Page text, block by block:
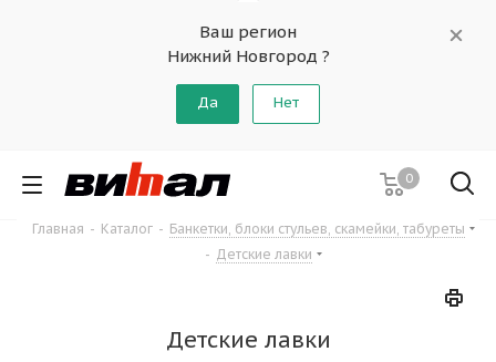
Ваш регион
Нижний Новгород ?
Да Нет
0
Главная - Каталог - Банкетки, блоки стульев, скамейки, табуреты
- Детские лавки
Детские лавки